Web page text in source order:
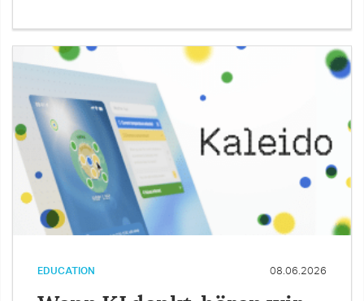
EDUCATION 08.06.2026